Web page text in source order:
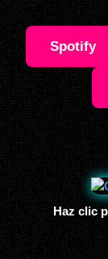
Spotify
Haz clic